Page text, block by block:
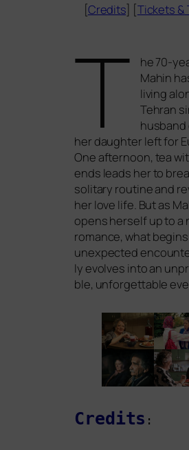
[Credits] [Tickets &
T
he 70-
Mahin
living
Tehran
hus­band
her daugh­ter left for
One after­noon, tea
ends leads her to
soli­ta­ry rou­ti­ne and
her love life. But as
opens hers­elf up to a
romance, what beg­ins
unex­pec­ted
ly evol­ves into an
ble, unfor­gettable
Credits :